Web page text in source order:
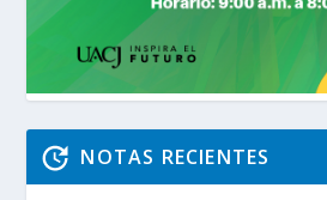
NOTAS RECIENTES